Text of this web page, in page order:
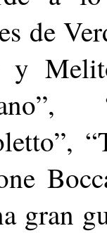
de
y
gran